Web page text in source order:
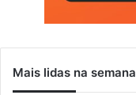
Mais lidas na semana